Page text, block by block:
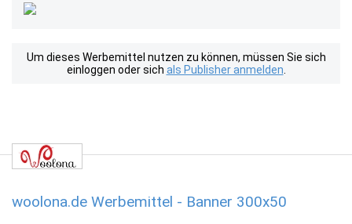
Um dieses Werbemittel nutzen zu können, müssen Sie sich
einloggen oder sich als Publisher anmelden
woolona.de Werbemittel - Banner 300x50